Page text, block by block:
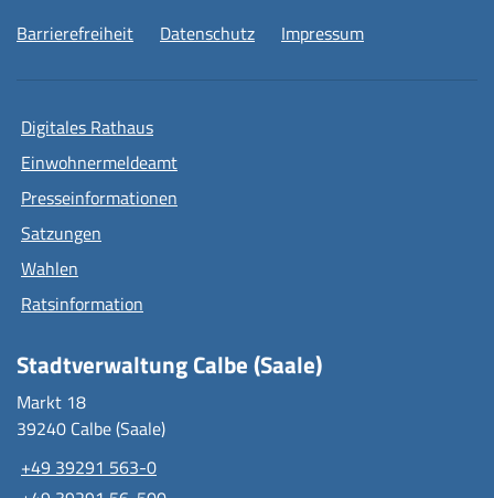
Barrierefreiheit Datenschutz Impressum
Digitales Rathaus
Einwohnermeldeamt
Presseinformationen
Satzungen
Wahlen
Ratsinformation
Stadtverwaltung Calbe (Saale)
Markt 18
39240 Calbe (Saale)
+49 39291 563-0